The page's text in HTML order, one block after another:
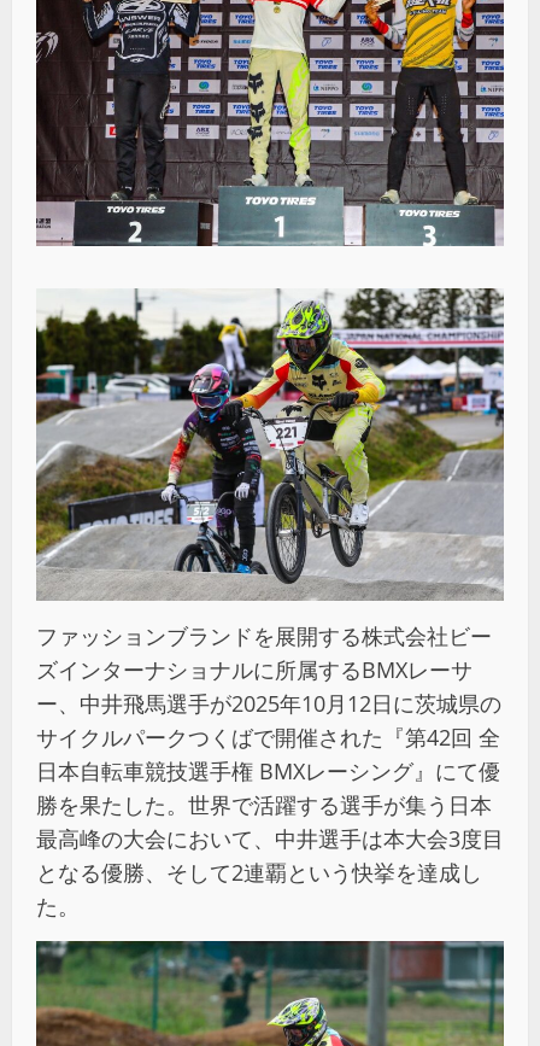
ファッションブランドを展開する株式会社ビー
ズインターナショナルに所属するBMXレーサ
ー、中井飛馬選手が2025年10月12日に茨城県の
サイクルパークつくばで開催された『第42回 全
日本自転車競技選手権 BMXレーシング』にて優
勝を果たした。世界で活躍する選手が集う日本
最高峰の大会において、中井選手は本大会3度目
となる優勝、そして2連覇という快挙を達成し
た。